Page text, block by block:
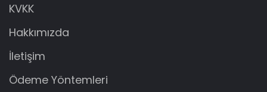
KVKK
Hakkımızda
İletişim
Ödeme Yöntemleri